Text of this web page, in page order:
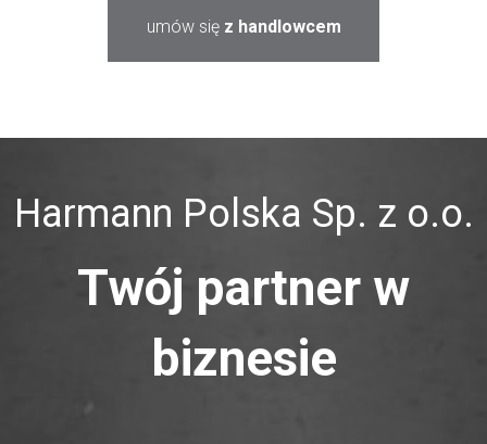
umów się z handlowcem
Harmann Polska Sp. z o.o.
Twój partner w
biznesie